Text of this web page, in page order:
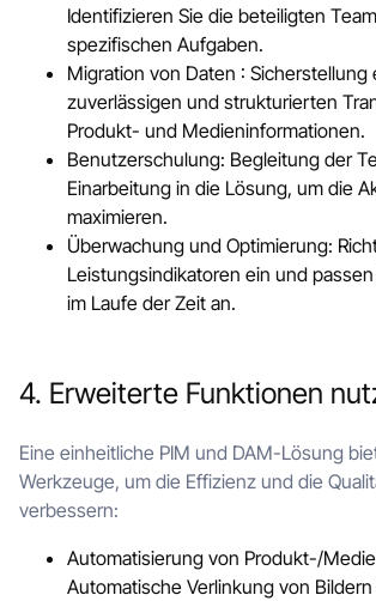
Identifizieren Sie die beteiligten
spezifischen Aufgaben.
Migration von Daten : Sicherstellung
zuverlässigen und strukturierten
Produkt- und Medieninformationen.
Benutzerschulung: Begleitung der
Einarbeitung in die Lösung, um die
maximieren.
Überwachung und Optimierung:
Leistungsindikatoren ein und
im Laufe der Zeit an.
4. Erweiterte Funktionen
Eine einheitliche PIM und DAM-Lösung
Werkzeuge, um die Effizienz und die
verbessern:
Automatisierung von Produkt-/
Automatische Verlinkung von